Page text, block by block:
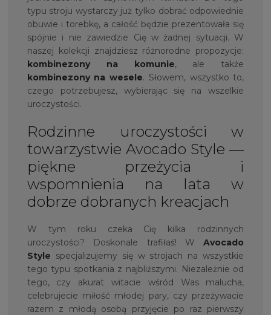
typu stroju wystarczy już tylko dobrać odpowiednie
obuwie i torebkę, a całość będzie prezentowała się
spójnie i nie zawiedzie Cię w żadnej sytuacji. W
naszej kolekcji znajdziesz różnorodne propozycje:
kombinezony na komunie, ale także
kombinezony na wesele. Słowem, wszystko to,
czego potrzebujesz, wybierając się na wszelkie
uroczystości.
Rodzinne uroczystości w
towarzystwie Avocado Style —
piękne przeżycia i
wspomnienia na lata w
dobrze dobranych kreacjach
W tym roku czeka Cię kilka rodzinnych
uroczystości? Doskonale trafiłaś! WAvocado
Style specjalizujemy się w strojach na wszystkie
tego typu spotkania z najbliższymi. Niezależnie od
tego, czy akurat witacie wśród Was malucha,
celebrujecie miłość młodej pary, czy przeżywacie
razem z młodą osobą przyjęcie po raz pierwszy